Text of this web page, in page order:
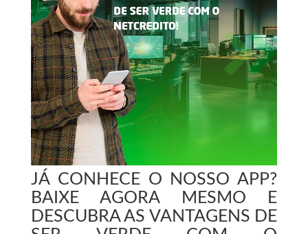
JÁ CONHECE O NOSSO APP?
BAIXE AGORA MESMO E
DESCUBRA AS VANTAGENS DE